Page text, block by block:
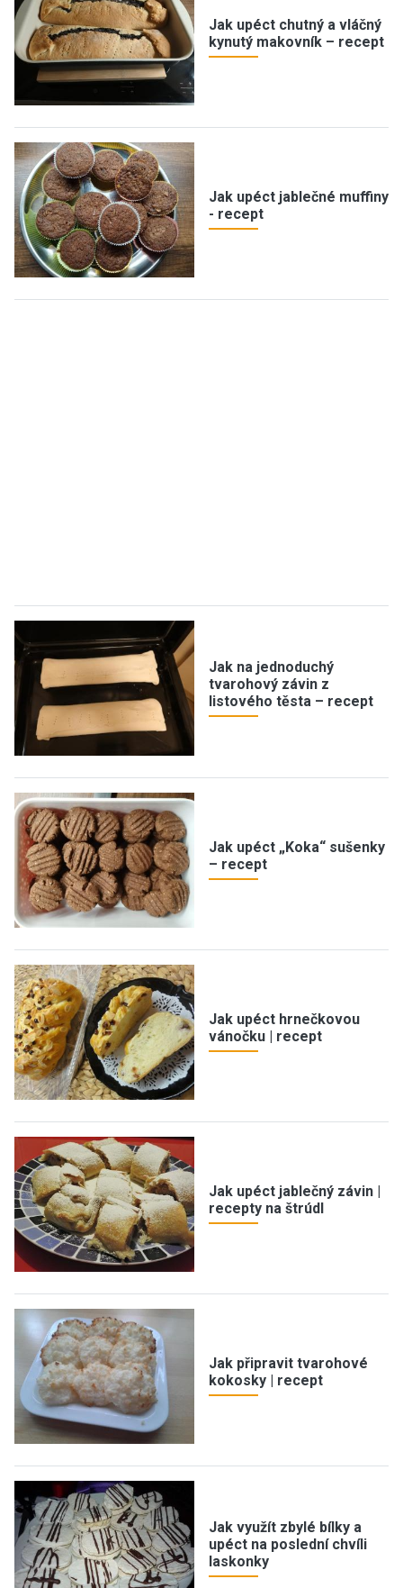
Jak upéct chutný a vláčný
kynutý makovník – recept
Jak upéct jablečné muffiny
- recept
Jak na jednoduchý
tvarohový závin z
listového těsta – recept
Jak upéct „Koka“ sušenky
– recept
Jak upéct hrnečkovou
vánočku | recept
Jak upéct jablečný závin |
recepty na štrúdl
Jak připravit tvarohové
kokosky | recept
Jak využít zbylé bílky a
upéct na poslední chvíli
laskonky